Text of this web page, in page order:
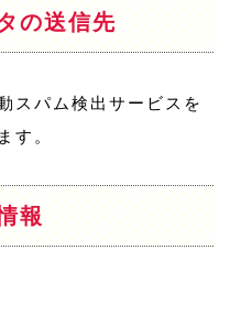
の送信先
スパム検出サービスを
す。
報